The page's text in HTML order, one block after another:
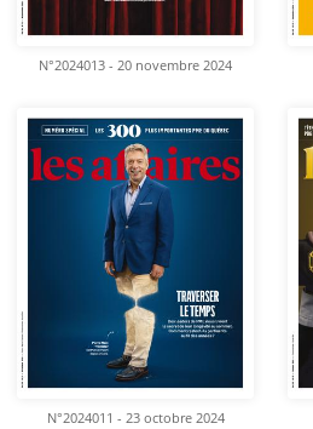
N°2024013 - 20 novembre 2024
N°2024011 - 23 octobre 2024